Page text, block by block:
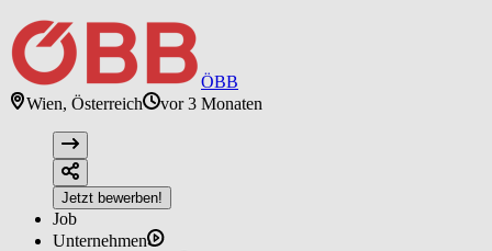
ÖBB
Wien, Österreich
vor 3 Monaten
Jetzt bewerben!
Job
Unternehmen